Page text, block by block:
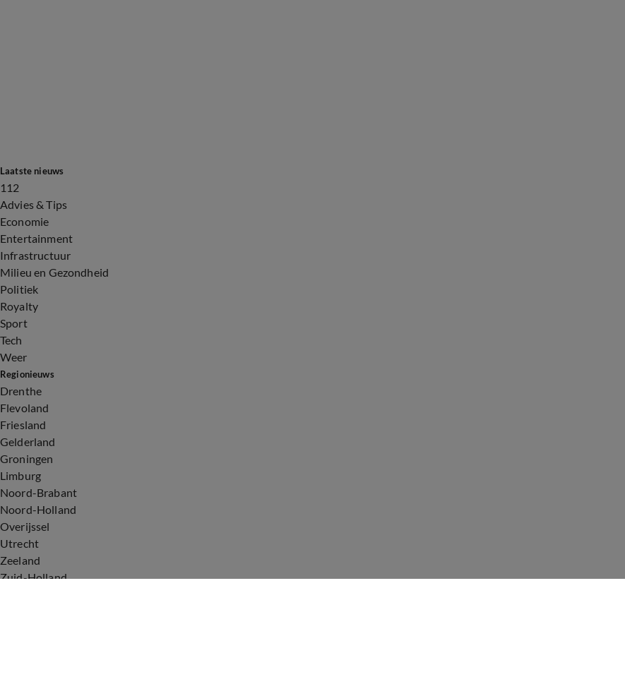
Laatste nieuws
112
Advies & Tips
Economie
Entertainment
Infrastructuur
Milieu en Gezondheid
Politiek
Royalty
Sport
Tech
Weer
Regionieuws
Drenthe
Flevoland
Friesland
Gelderland
Groningen
Limburg
Noord-Brabant
Noord-Holland
Overijssel
Utrecht
Zeeland
Zuid-Holland